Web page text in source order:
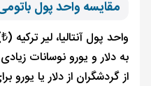
مقایسه واحد پول باتومی
واحد پول آنتالیا، لیر
به دلار و یورو نوسانات
از گردشگران از دلار یا